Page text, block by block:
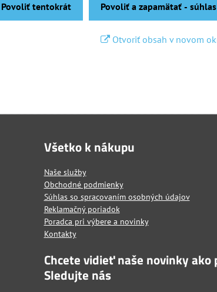
Povoliť tentokrát Povoliť a zapamätať -
Otvoriť obsah v novom
Všetko k nákupu
Naše služby
Obchodné podmienky
Súhlas so spracovaním osobných údajov
Reklamačný poriadok
Poradca pri výbere a novinky
Kontakty
Chcete vidieť naše novinky ako
Sledujte nás